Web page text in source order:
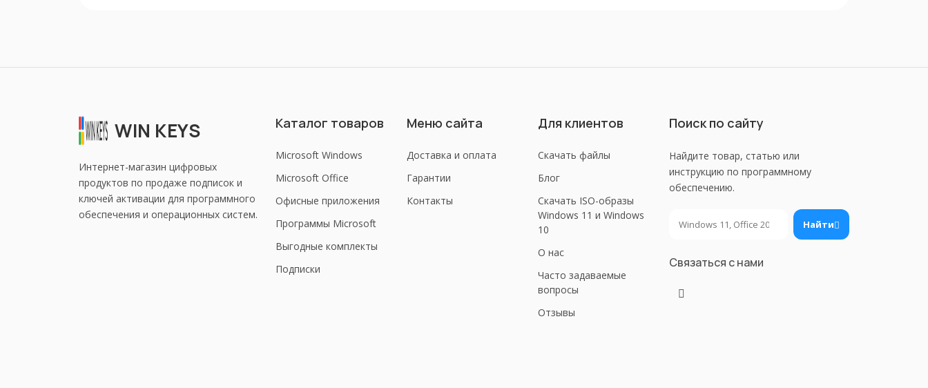
WIN KEYS
Интернет-магазин цифровых
продуктов по продаже подписок и
ключей активации для программного
обеспечения и операционных систем.
Каталог товаров
Microsoft Windows
Microsoft Office
Офисные приложения
Программы Microsoft
Выгодные комплекты
Подписки
Меню сайта
Доставка и оплата
Гарантии
Контакты
Для клиентов
Скачать файлы
Блог
Скачать ISO-образы
Windows 11 и Windows
10
О нас
Часто задаваемые
вопросы
Отзывы
Поиск по сайту
Найдите товар, статью или
инструкцию по программному
обеспечению.
Найти
Связаться с нами